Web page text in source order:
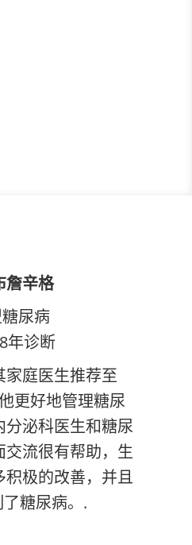
詹辛格
尿病
年诊断
家庭医生推荐至
更好地管理糖尿
分泌科医生和糖尿
交流很有帮助，生
积极的改善，并且
糖尿病。.